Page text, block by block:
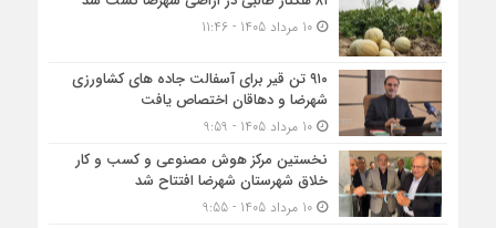
10 مرداد 1405 - 11:46
۹۱۰ تن قیر برای آسفالت جاده های کشاورزی
شهرضا و دهاقان اختصاص یافت
10 مرداد 1405 - 9:59
نخستین مرکز هوش مصنوعی و کسب‌ و کار
خلاق شهرستان شهرضا افتتاح شد
10 مرداد 1405 - 9:55